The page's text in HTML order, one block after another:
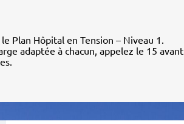
Plan Hôpital en Tension – Niveau 1.
adaptée à chacun, appelez le 15 avant